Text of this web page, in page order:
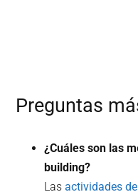
Preguntas
¿Cuáles son las
building?
Lasactividades